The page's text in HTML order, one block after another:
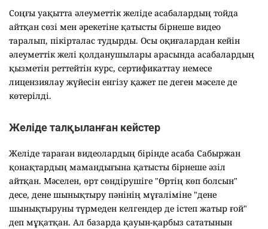
Соңғы уақытта әлеуметтік желіде асабалардың тойда
айтқан сөзі мен әрекетіне қатысты бірнеше видео
таралып, пікірталас тудырды. Осы оқиғалардан кейін
әлеуметтік желі қолданушылары арасында асабалардың
қызметін реттейтін курс, сертификаттау немесе
лицензиялау жүйесін енгізу қажет пе деген мәселе де
көтерілді.
Желіде талқыланған кейстер
Желіде тараған видеолардың бірінде асаба Сабыржан
қонақтардың мамандығына қатысты бірнеше әзіл
айтқан. Мәселен, өрт сөндірушіге "Өртің көп болсын"
десе, дене шынықтыру пәнінің мұғаліміне "дене
шынықтыруны түрмеден келгендер де істеп жатыр ғой"
деп мұқатқан. Ал базарда қауын-қарбыз сататынын